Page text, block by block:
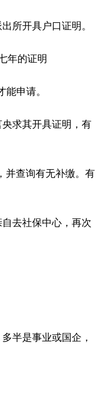
所开具户口证明。
年的证明
申请。
求其开具证明，有
并查询有无补缴。有
去社保中心，再次
半是事业或国企，